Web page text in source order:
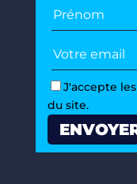
J'accepte les
du site.